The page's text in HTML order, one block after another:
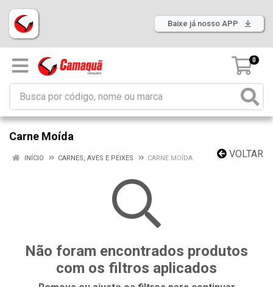
Baixe já nosso APP
0
Carne Moída
VOLTAR
INÍCIO CARNES, AVES E PEIXES CARNE MOÍDA
Não foram encontrados produtos
com os filtros aplicados